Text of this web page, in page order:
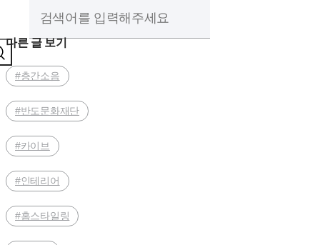
다른 글 보기
#층간소음
#반도문화재단
#카이브
#인테리어
#홈스타일링